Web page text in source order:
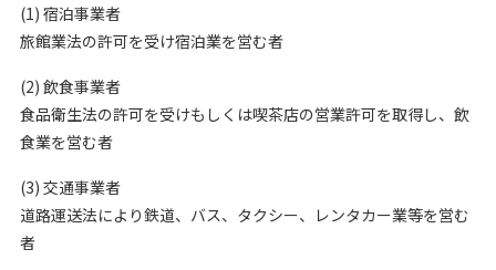
(1) 宿泊事業者
旅館業法の許可を受け宿泊業を営む者
(2) 飲食事業者
食品衛生法の許可を受けもしくは喫茶店の営業許可を取得し、飲
食業を営む者
(3) 交通事業者
道路運送法により鉄道、バス、タクシー、レンタカー業等を営む
者